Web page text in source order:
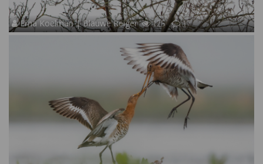
Erna Koelman | Blauwe Reiger 125 17